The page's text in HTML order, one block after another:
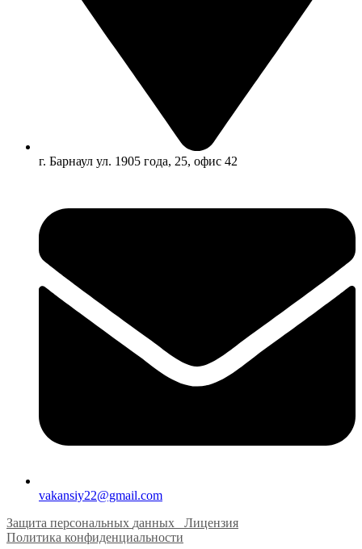
г. Барнаул ул. 1905 года, 25, офис 42
vakansiy22@gmail.com
Защита персональных данных
Лицензия
Политика конфиденциальности